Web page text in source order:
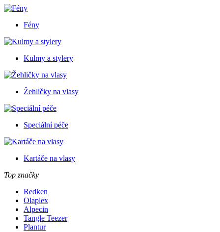
Fény
Kulmy a stylery
Žehličky na vlasy
Speciální péče
Kartáče na vlasy
Top značky
Redken
Olaplex
Alpecin
Tangle Teezer
Plantur